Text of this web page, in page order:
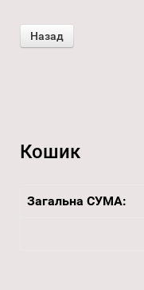
Кошик
Загальна СУМА: